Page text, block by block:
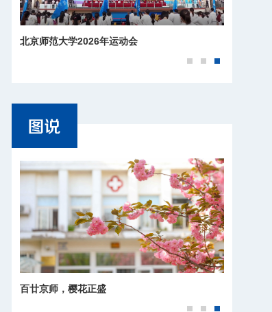
北京师范大学2026年运动会
百廿京师，樱花正盛